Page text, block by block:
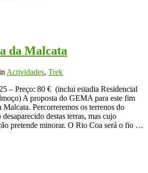
da Malcata
Actividades, Trek
– Preço: 80 € (inclui estadia Residencial
A proposta do GEMA para este fim
Malcata. Percorreremos os terrenos do
destas terras, mas cujo
pretende minorar. O Rio Coa será o fio …